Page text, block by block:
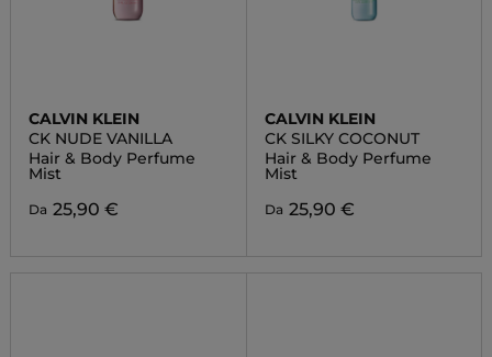
CALVIN KLEIN
CK NUDE VANILLA
Hair & Body Perfume
Mist
Da 25,90 €
CALVIN KLEIN
CK SILKY COCONUT
Hair & Body Perfume
Mist
Da 25,90 €